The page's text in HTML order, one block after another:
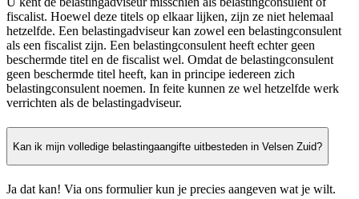
fiscalist. Hoewel deze titels op elkaar lijken, zijn ze niet helemaal
hetzelfde. Een belastingadviseur kan zowel een belastingconsulent
als een fiscalist zijn. Een belastingconsulent heeft echter geen
beschermde titel en de fiscalist wel. Omdat de belastingconsulent
geen beschermde titel heeft, kan in principe iedereen zich
belastingconsulent noemen. In feite kunnen ze wel hetzelfde werk
verrichten als de belastingadviseur.
Kan ik mijn volledige belastingaangifte uitbesteden in Velsen Zuid?
Ja dat kan! Via ons formulier kun je precies aangeven wat je wilt.